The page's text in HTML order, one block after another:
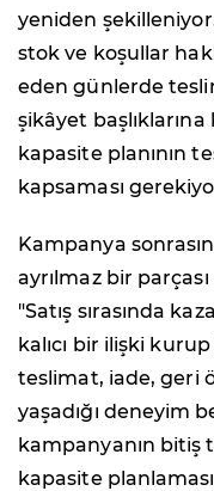
yeniden
stok ve koşullar
eden günlerde
şikâyet
kapasite planının
kapsaması
Kampanya
ayrılmaz bir
"Satış sırasında
kalıcı bir ilişki
teslimat, iade, geri
yaşadığı deneyim
kampanyanın bitiş
kapasite